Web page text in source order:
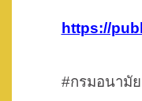
https://
#กรมอนามัย